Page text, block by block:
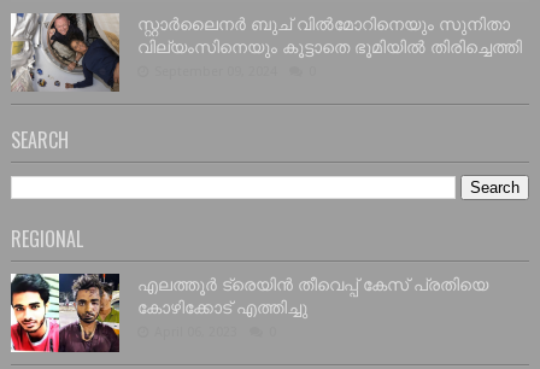
സ്റ്റാർലൈനർ ബുച് വിൽമോറിനെയും സുനിതാ
വില്യംസിനെയും കൂട്ടാതെ ഭൂമിയിൽ തിരിച്ചെത്തി
SEARCH
REGIONAL
എലത്തൂർ ട്രെയിൻ തീവെപ്പ് കേസ് പ്രതിയെ
കോഴിക്കോട് എത്തിച്ചു